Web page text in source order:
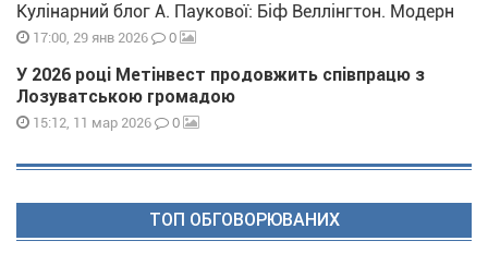
Кулінарний блог А. Паукової: Біф Веллінгтон. Модерн
17:00, 29 янв 2026 0
У 2026 році Метінвест продовжить співпрацю з
Лозуватською громадою
15:12, 11 мар 2026 0
ТОП ОБГОВОРЮВАНИХ